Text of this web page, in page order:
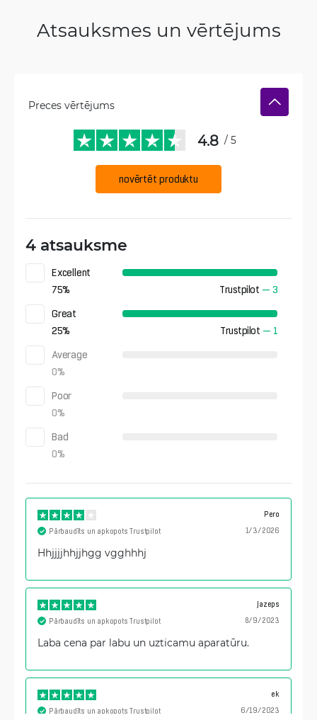
Atsauksmes un vērtējums
Preces vērtējums
4.8 / 5
novērtēt produktu
4 atsauksme
Excellent
75% Trustpilot — 3
Great
25% Trustpilot — 1
Average
0%
Poor
0%
Bad
0%
Pero
1/3/2026
Pārbaudīts un apkopots Trustpilot
Hhjjjjhhjjhgg vgghhhj
Jazeps
8/9/2023
Pārbaudīts un apkopots Trustpilot
Laba cena par labu un uzticamu aparatūru.
ek
6/19/2023
Pārbaudīts un apkopots Trustpilot